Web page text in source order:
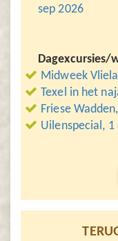
sep 2026
Dagexcursies/
Midweek
Texel in het
Friese
Uilenspecial, 1